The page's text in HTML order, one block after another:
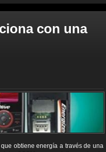
con una
obtiene energía a través de una